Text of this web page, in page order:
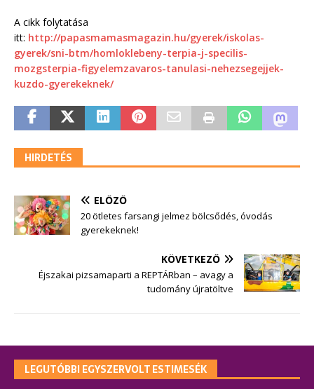
A cikk folytatása
itt: http://papasmamasmagazin.hu/gyerek/iskolas-
gyerek/sni-btm/homloklebeny-terpia-j-specilis-
mozgsterpia-figyelemzavaros-tanulasi-nehezsegejjek-
kuzdo-gyerekeknek/
HIRDETÉS
ELŐZŐ
20 ötletes farsangi jelmez bölcsődés, óvodás
gyerekeknek!
KÖVETKEZŐ
Éjszakai pizsamaparti a REPTÁRban – avagy a
tudomány újratöltve
LEGUTÓBBI EGYSZERVOLT ESTIMESÉK